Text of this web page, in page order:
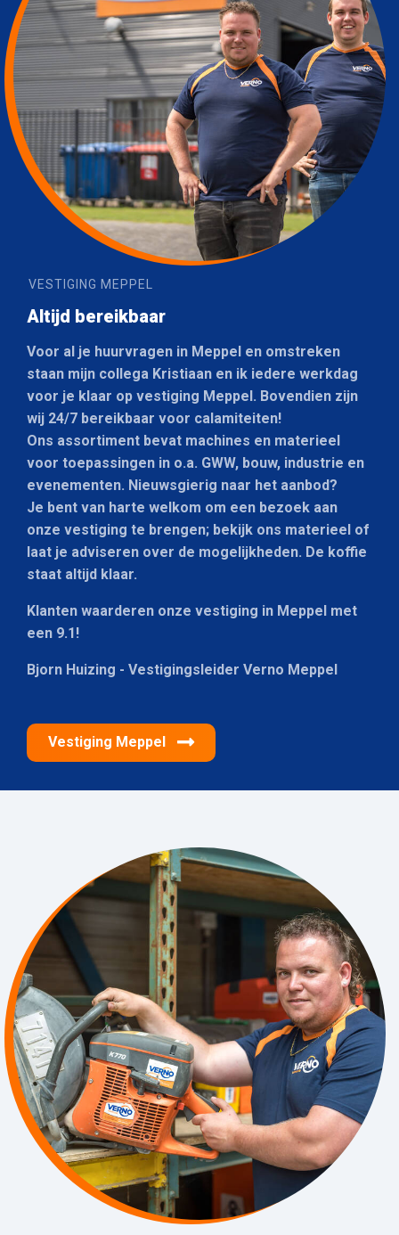
VESTIGING MEPPEL
Altijd bereikbaar
Voor al je huurvragen in Meppel en omstreken
staan mijn collega Kristiaan en ik iedere werkdag
voor je klaar op vestiging Meppel. Bovendien zijn
wij 24/7 bereikbaar voor calamiteiten!
Ons assortiment bevat machines en materieel
voor toepassingen in o.a. GWW, bouw, industrie en
evenementen. Nieuwsgierig naar het aanbod?
Je bent van harte welkom om een bezoek aan
onze vestiging te brengen; bekijk ons materieel of
laat je adviseren over de mogelijkheden. De koffie
staat altijd klaar.
Klanten waarderen onze vestiging in Meppel met
een 9.1!
Bjorn Huizing - Vestigingsleider Verno Meppel
Vestiging Meppel